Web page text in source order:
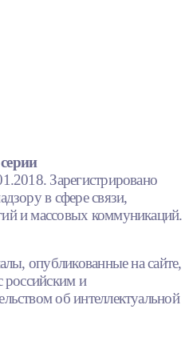
Зарегистрировано
в сфере связи,
и массовых коммуникаций.
опубликованные на сайте,
российским и
об интеллектуальной